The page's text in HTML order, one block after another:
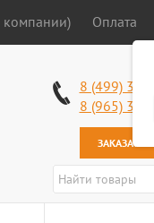
компании) Оплата
8 (499)
8 (965)
ЗАКАЗАТЬ